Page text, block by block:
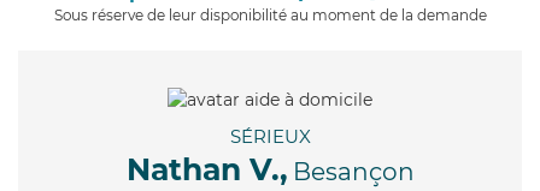
Sous réserve de leur disponibilité au moment de la demande
SÉRIEUX
Nathan V., Besançon